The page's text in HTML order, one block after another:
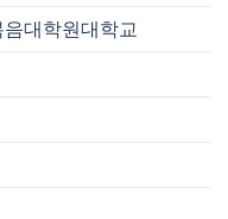
음대학원대학교